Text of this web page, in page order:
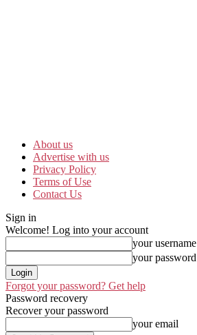
About us
Advertise with us
Privacy Policy
Terms of Use
Contact Us
Sign in
Welcome! Log into your account
your username
your password
Forgot your password? Get help
Password recovery
Recover your password
your email